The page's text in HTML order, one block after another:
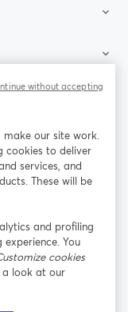
YouTube
新しいタブで開く
make our site work.
cookies to deliver
services, and
These will be
and profiling
You
cookies
a look at our
without accepting